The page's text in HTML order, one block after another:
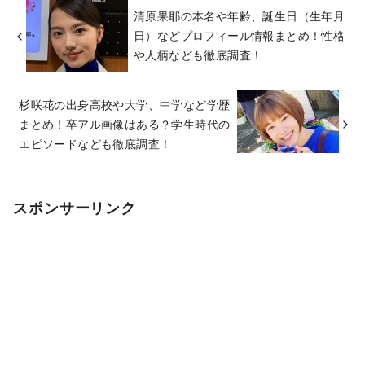
清原果耶の本名や年齢、誕生日（生年月
日）などプロフィール情報まとめ！性格
や人柄なども徹底調査！
杉咲花の出身高校や大学、中学など学歴
まとめ！卒アル画像はある？学生時代の
エピソードなども徹底調査！
スポンサーリンク